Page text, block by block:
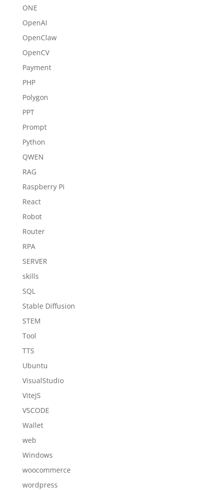
ONE
OpenAI
OpenClaw
OpenCV
Payment
PHP
Polygon
PPT
Prompt
Python
QWEN
RAG
Raspberry Pi
React
Robot
Router
RPA
SERVER
skills
SQL
Stable Diffusion
STEM
Tool
TTS
Ubuntu
VisualStudio
ViteJS
VSCODE
Wallet
web
Windows
woocommerce
wordpress